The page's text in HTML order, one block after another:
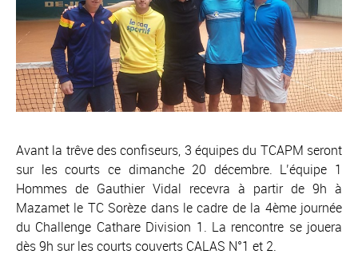
Avant la trêve des confiseurs, 3 équipes du TCAPM seront
sur les courts ce dimanche 20 décembre. L’équipe 1
Hommes de Gauthier Vidal recevra à partir de 9h à
Mazamet le TC Sorèze dans le cadre de la 4ème journée
du Challenge Cathare Division 1. La rencontre se jouera
dès 9h sur les courts couverts CALAS N°1 et 2.